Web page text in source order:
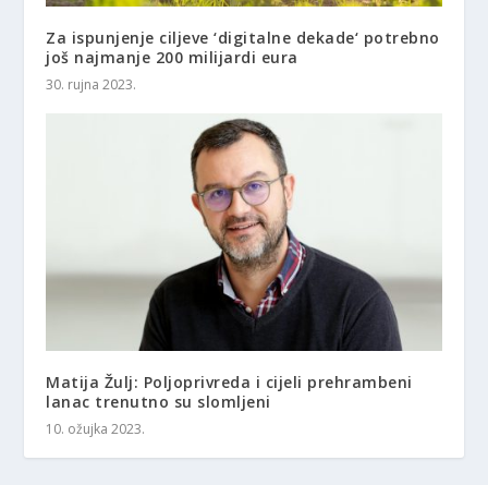
Za ispunjenje ciljeve ‘digitalne dekade‘ potrebno
još najmanje 200 milijardi eura
30. rujna 2023.
Matija Žulj: Poljoprivreda i cijeli prehrambeni
lanac trenutno su slomljeni
10. ožujka 2023.